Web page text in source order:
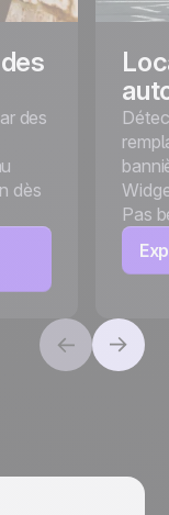
des
dès
Pas